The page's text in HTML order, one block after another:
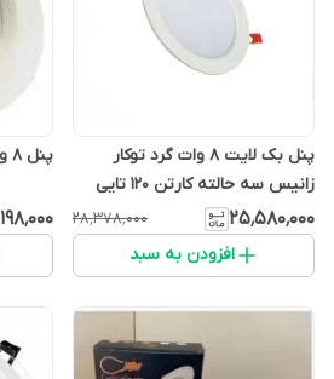
پنل بک لایت 8 وات گرد توکار
زانیس سه حالته کارتن 120 تایی
۲۵٬۵۸۰٬۰۰۰ ۲۸٬۳۷۸٬۰۰۰
افزودن به سبد
پنل 8 وات cob گرد توکار زانیس
۱۹۸٬۰۰۰